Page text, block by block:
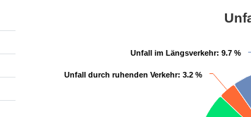
Unfall durch ruhenden Verkehr: 3.2 %
Unfall durch ruhenden Verkehr: 3.2 %
Unfall im Längsverkehr: 9.7 %
Unfall im Längsverkehr: 9.7 %